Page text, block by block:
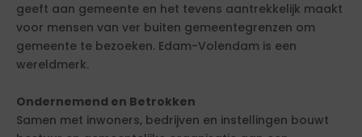
geeft aan gemeente en het tevens aantrekkelijk maakt
voor mensen van ver buiten gemeentegrenzen om
gemeente te bezoeken. Edam-Volendam is een
wereldmerk.
Ondernemend en Betrokken
Samen met inwoners, bedrijven en instellingen bouwt